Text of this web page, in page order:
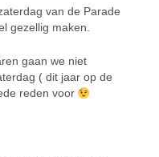
van de Parade
gezellig maken.
gaan we niet
( dit jaar op de
reden voor